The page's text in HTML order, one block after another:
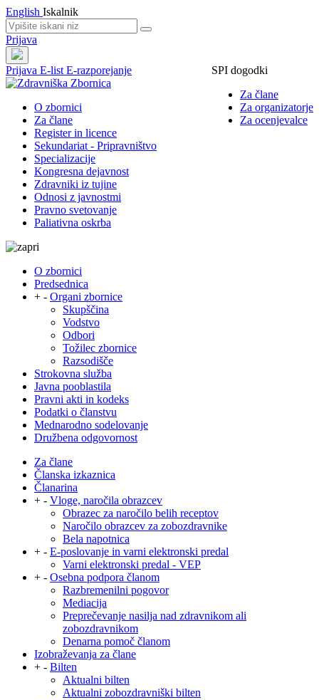
English Iskalnik
Prijava
Prijava
SPI dogodki
Za člane
Za organizatorje
Za ocenjevalce
E-list E-razporejanje
O zbornici
Za člane
Register in licence
Sekundariat - Pripravništvo
Specializacije
Kongresna dejavnost
Zdravniki iz tujine
Odnosi z javnostmi
Pravno svetovanje
Paliativna oskrba
O zbornici
Predsednica
+ - Organi zbornice
Skupščina
Vodstvo
Odbori
Tožilec zbornice
Razsodišče
Strokovna služba
Javna pooblastila
Pravni akti in kodeks
Podatki o članstvu
Mednarodno sodelovanje
Družbena odgovornost
Za člane
Članska izkaznica
Članarina
+ - Vloge, naročila obrazcev
Obrazec za naročilo belih receptov
Naročilo obrazcev za zobozdravnike
Bela napotnica
+ - E-poslovanje in varni elektronski predal
Varni elektronski predal - VEP
+ - Osebna podpora članom
Razbremenilni pogovor
Mediacija
Preprečevanje nasilja nad zdravnikom ali
zobozdravnikom
Denarna pomoč članom
Izobraževanja za člane
+ - Bilten
Aktualni bilten
Aktualni zobozdravniški bilten